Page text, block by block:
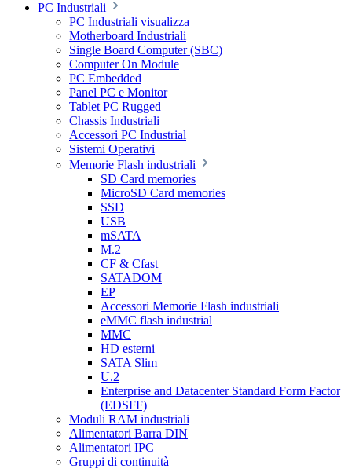
PC Industriali
PC Industriali visualizza
Motherboard Industriali
Single Board Computer (SBC)
Computer On Module
PC Embedded
Panel PC e Monitor
Tablet PC Rugged
Chassis Industriali
Accessori PC Industrial
Sistemi Operativi
Memorie Flash industriali
SD Card memories
MicroSD Card memories
SSD
USB
mSATA
M.2
CF & Cfast
SATADOM
EP
Accessori Memorie Flash industriali
eMMC flash industrial
MMC
HD esterni
SATA Slim
U.2
Enterprise and Datacenter Standard Form Factor
(EDSFF)
Moduli RAM industriali
Alimentatori Barra DIN
Alimentatori IPC
Gruppi di continuità